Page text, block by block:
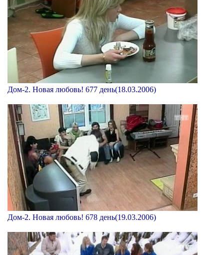
Дом-2. Новая любовь! 677 день(18.03.2006)
Дом-2. Новая любовь! 678 день(19.03.2006)